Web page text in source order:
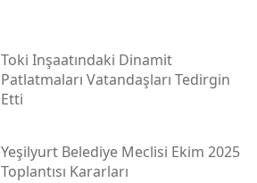
Toki̇ Inşaatındaki Dinamit
Patlatmaları Vatandaşları Tedirgin
Etti
Yeşilyurt Belediye Meclisi Ekim 2025
Toplantısı Kararları